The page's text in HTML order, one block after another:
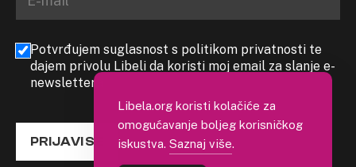
Potvrđujem suglasnost s politikom privatnosti te
dajem privolu Libeli da koristi moj email za slanje e-
newslettera
PRIJAVI SE
Libela.org koristi kolačiće za
omogućavanje boljeg korisničkog
iskustva. Saznaj više.